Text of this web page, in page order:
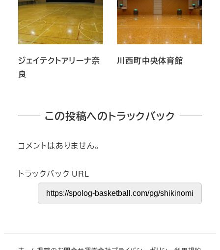
ジェイテクトアリーナ奈
良
川西町中央体育館
この投稿へのトラックバック
コメントはありません。
トラックバック URL